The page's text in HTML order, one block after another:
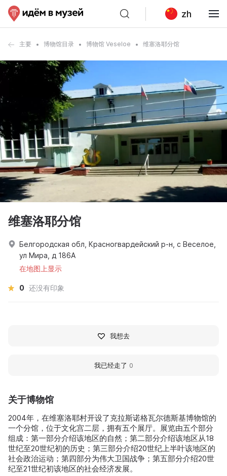
zh
主要 博物馆目录 博物馆 Veseloe 维塞洛耶分馆
关于博物馆
2004年，在维塞洛耶村开设了克拉斯诺格瓦尔德斯基博物馆的
一个分馆，位于文化宫二层，拥有五个展厅。展览由五个部分
组成：第一部分介绍该地区的自然；第二部分介绍该地区从18
世纪至20世纪初的历史；第三部分介绍20世纪上半叶该地区的
社会政治运动；第四部分为伟大卫国战争；第五部分介绍20世
纪至21世纪初该地区的社会经济发展。
维塞洛耶分馆
Белгородская обл, Красногвардейский р-н, с Веселое,
ул Мира, д 186А
在地图上显示
0 还没有印象
我想去
我已经走了 0